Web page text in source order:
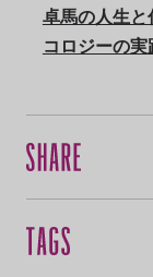
卓馬の人生
コロジーの実